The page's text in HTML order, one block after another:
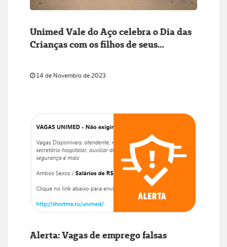
Unimed Vale do Aço celebra o Dia das
Crianças com os filhos de seus
14 de Novembro de 2023
Alerta: Vagas de emprego falsas